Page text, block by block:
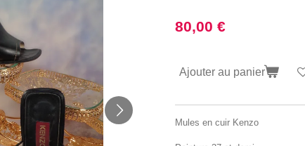
80,00 €
Ajouter au panier
Mules en cuir Kenzo